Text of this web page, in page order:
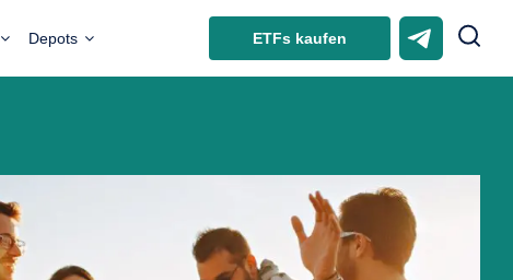
Depots ETFs kaufen